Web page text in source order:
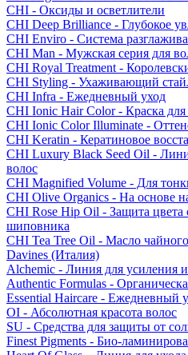
CHI - Оксиды и осветлители
CHI Deep Brilliance - Глубокое
CHI Enviro - Система
CHI Man - Мужская серия для
CHI Royal Treatment -
CHI Styling - Ухаживающий
CHI Infra - Ежедневный уход
CHI Ionic Hair Color - Краска для
CHI Ionic Color Illuminate -
CHI Keratin - Кератиновое
CHI Luxury Black Seed Oil -
волос
CHI Magnified Volume - Для
CHI Olive Organics - На основе
CHI Rose Hip Oil - Защита
шиповника
CHI Tea Tree Oil - Масло
Davines (Италия)
Alchemic - Линия для усиления
Authentic Formulas -
Essential Haircare - Eжедневный
OI - Абсолютная красота волос
SU - Средства для защиты от
Finest Pigments - Био-